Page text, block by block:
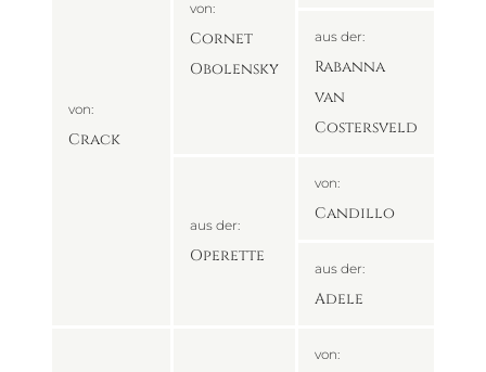
von:
Crack
von:
Cornet
Obolensky
aus der:
Rabanna
van
Costersveld
aus der:
Operette
von:
Candillo
aus der:
Adele
von: